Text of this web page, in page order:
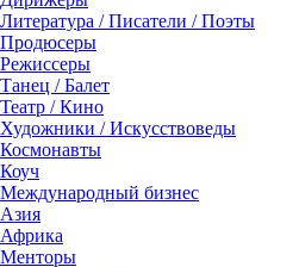
Литература / Писатели / Поэты
Продюсеры
Режиссеры
Танец / Балет
Театр / Кино
Художники / Искусствоведы
Космонавты
Коуч
Международный бизнес
Азия
Африка
Менторы